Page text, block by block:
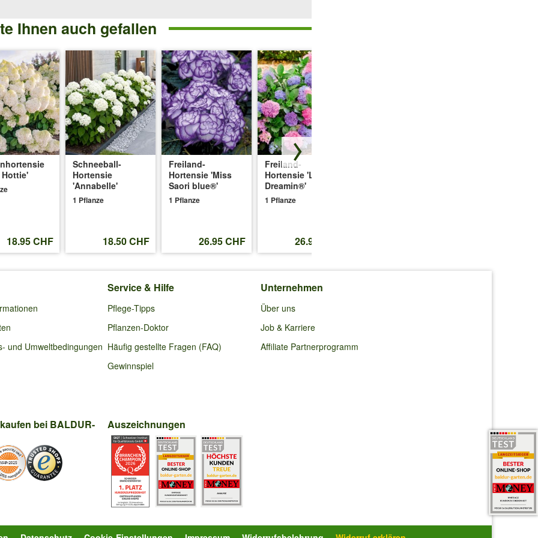
einarbeiten. Wir empfehlen den Wurzelbereich z.B. mit
:
und mein Plan ist es den mit Hortensien zu überdecken.
Pflanzen entfernt werden, damit er die Hortensien nicht schwächt.
aber von Mittag bis Abend Sonne im Garten. Ist sie dafür geeignet?
in rosa. Dieses Jahr ist dies nicht der Fall, die Blüten werden teilweise an
nicht, der Standort ist morgens bis zum Mittag sonnig
liegen.
ein Stämmchen?
Sie ist gut gewachsen, wird aber vermutlich dieses Jahr nicht
Ihnen auch gefallen
18.95 CHF
Schneeball-
Hortensie
'Annabelle'
1 Pflanze
18.50 CHF
Freiland-
Hortensie 'Miss
Saori blue®'
1 Pflanze
26.95 CHF
Freiland-
Hortensie 'L.A.
Dreamin®'
1 Pflanze
26.95 CHF
und Umweltbedingungen
Service & Hilfe
Pflege-Tipps
Pflanzen-Doktor
Häufig gestellte Fragen (FAQ)
Gewinnspiel
Unternehmen
Über uns
Job & Karriere
Affiliate Partnerprogramm
bei BALDUR- Auszeichnungen